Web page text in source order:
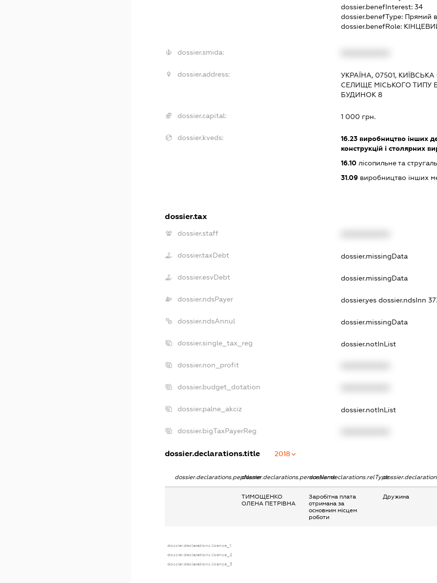
dossier.benefInterest:34
dossier.benefType: Прямий
dossier.benefRole:
dossier.smida:
dossier.address:
УКРАЇНА, 07501,
СЕЛИЩЕ МІСЬКОГО ТИПУ
БУДИНОК 8
dossier.capital: 1 000 грн.
dossier.kveds: 16.23 виробництво інших
конструкцій і столярних
16.10 лісопильне та
31.09 виробництво інших
dossier.tax
dossier.staff
dossier.taxDebt dossier.missingData
dossier.esvDebt dossier.missingData
dossier.ndsPayer dossier.yesdossier.ndsInn
dossier.ndsAnnul dossier.missingData
dossier.single_tax_reg dossier.notInList
dossier.non_profit
dossier.budget_dotation
dossier.palne_akciz dossier.notInList
dossier.bigTaxPayerReg
dossier.declarations.title 2018
dossier.declarations.pepNamedossier.declarations.personNamedossier.declarations.relType
ТИМОЩЕНКО
ОЛЕНА ПЕТРІВНА
Заробітна плата
отримана за
основним місцем
роботи
Дружина
dossier.declarations.license_1
dossier.declarations.license_2
dossier.declarations.license_3